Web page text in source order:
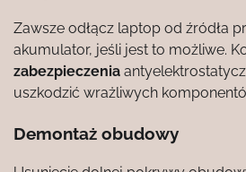
Zawsze odłącz laptop od źródła
akumulator, jeśli jest to możliwe.
zabezpieczenia
uszkodzić wrażliwych
Demontaż obudowy